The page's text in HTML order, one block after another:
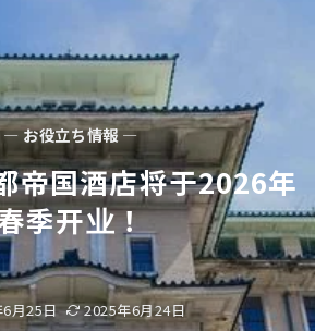
— お役立ち情報 —
帝国酒店将于2026年
季开业！
月25日 2025年6月24日